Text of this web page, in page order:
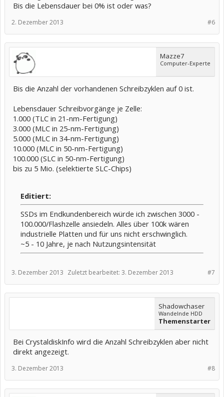
Bis die Lebensdauer bei 0% ist oder was?
#6
2. Dezember 2013
Mazze7
Computer-Experte
Bis die Anzahl der vorhandenen Schreibzyklen auf 0 ist.
Lebensdauer Schreibvorgänge je Zelle:
1.000 (TLC in 21-nm-Fertigung)
3.000 (MLC in 25-nm-Fertigung)
5.000 (MLC in 34-nm-Fertigung)
10.000 (MLC in 50-nm-Fertigung)
100.000 (SLC in 50-nm-Fertigung)
bis zu 5 Mio. (selektierte SLC-Chips)
Editiert:
SSDs im Endkundenbereich würde ich zwischen 3000 -
100.000/Flashzelle ansiedeln. Alles über 100k wären
industrielle Platten und für uns nicht erschwinglich.
~5 - 10 Jahre, je nach Nutzungsintensität
#7
3. Dezember 2013 Zuletzt bearbeitet: 3. Dezember 2013
Shadowchaser
Wandelnde HDD
Themenstarter
Bei CrystaldiskInfo wird die Anzahl Schreibzyklen aber nicht
direkt angezeigt.
#8
3. Dezember 2013